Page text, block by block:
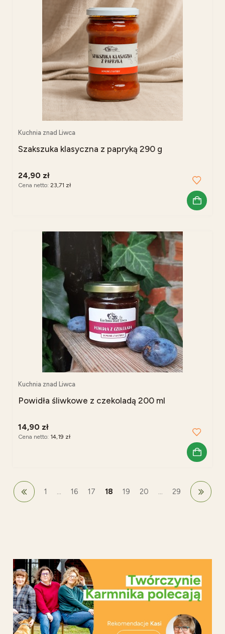
Szakszuka klasyczna z papryką 290 g
Kuchnia znad Liwca
24,90 zł
Cena netto: 23,71 zł
Powidła śliwkowe z czekoladą 200 ml
Kuchnia znad Liwca
14,90 zł
Cena netto: 14,19 zł
1 ... 16 17 18 19 20 ... 29